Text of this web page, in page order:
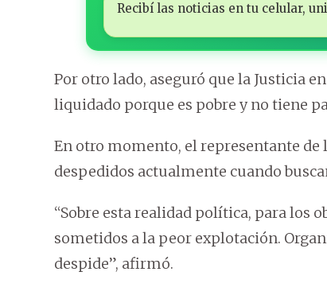
Recibí las noticias en tu celular,
Por otro lado, aseguró que la Justicia
liquidado porque es pobre y no tiene
En otro momento, el representante de
despedidos actualmente cuando
“Sobre esta realidad política, para los
sometidos a la peor explotación.
despide”, afirmó.